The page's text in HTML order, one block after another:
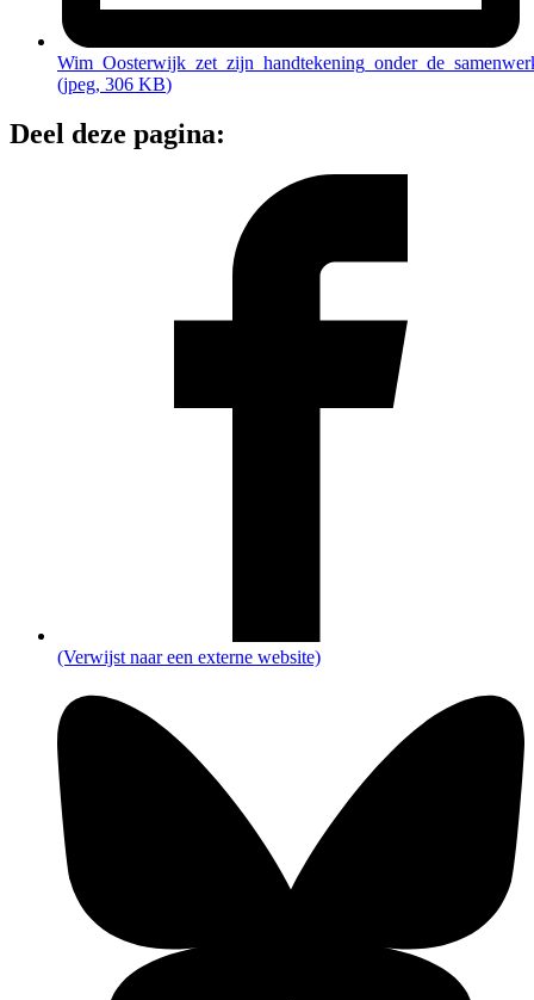
(jpeg, 306 KB)
Deel deze pagina:
(Verwijst naar een externe website)